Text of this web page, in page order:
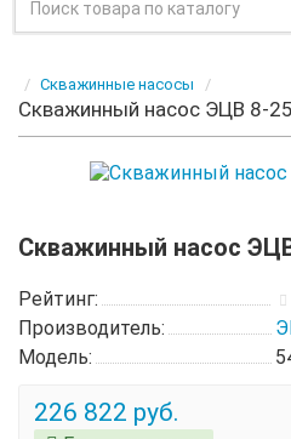
Скважинные насосы
Скважинный насос ЭЦВ 8-
Скважинный насос
Рейтинг:
Производитель:
Модель:
226 822 руб.